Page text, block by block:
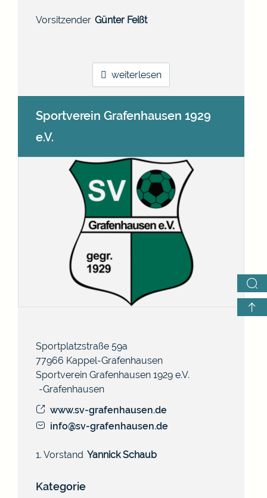
Vorsitzender Günter Feißt
weiterlesen
Sportverein Grafenhausen 1929
e.V.
Sportverein Grafenhausen 1929 e.V.
Grafenhausen
Sportplatzstraße 59a
77966 Kappel-Grafenhausen
www.sv-grafenhausen.de
info@sv-grafenhausen.de
1. Vorstand Yannick Schaub
Kategorie